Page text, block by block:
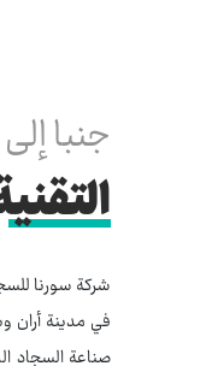
جنبا
صناعة السجاد